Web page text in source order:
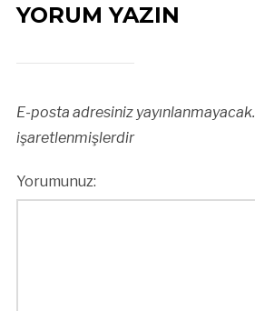
YORUM YAZIN
E-posta adresiniz yayınlanmayacak.
işaretlenmişlerdir
Yorumunuz: